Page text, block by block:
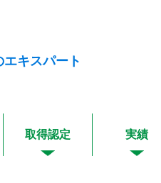
キスパート
取得認定 実績